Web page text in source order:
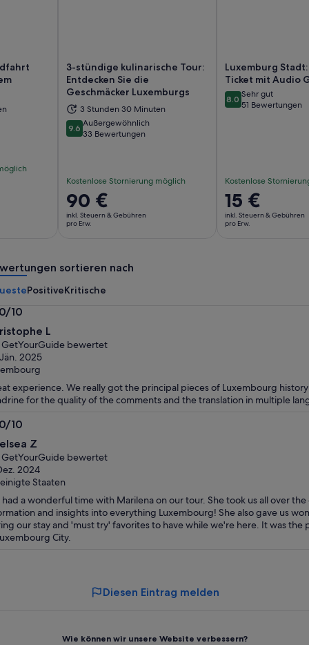
in einem neuen Tab geöffnet
3-stündige kulinarische Tour:
Entdecken Sie die
Geschmäcker Luxemburgs
3 Stunden 30 Minuten
9.69.6 von 10
Außergewöhnlich
33 Bewertungen
Kostenlose Stornierung möglich
Der
Preis
beträgt
Erw.
90 €
inkl. Steuern & Gebühren
pro Erw.
Wird in einem neuen Tab
Luxemburg
Ticket mit Audio
8.08.0 von 10
Sehr gut
51 Bewertungen
Kostenlose
Der
Preis
beträgt
15 €
inkl. Steuern & Gebühren
pro Erw.
sortieren nach
PositiveKritische
10
L
GetYourGuide bewertet
2025
experience. We really got the principal pieces of Luxembourg
for the quality of the comments and the translation in multiple
10
Z
GetYourGuide bewertet
2024
Staaten
had a wonderful time with Marilena on our tour. She took us all over
and insights into everything Luxembourg! She also gave us
our stay and 'must try' favorites to have while we're here. It was
City.
Diesen Eintrag melden
Wie können wir unsere Website verbessern?